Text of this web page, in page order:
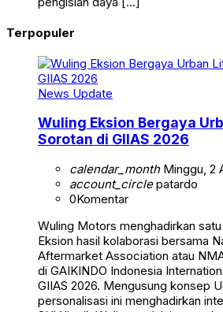
Terpopuler
News Update
Wuling Eksion Bergaya
Sorotan di GIIAS 2026
calendar_monthMinggu, 2
account_circlepatardo
0Komentar
Wuling Motors menghadirkan
Eksion hasil kolaborasi bersama
Aftermarket Association atau
di GAIKINDO Indonesia
GIIAS 2026. Mengusung konsep
personalisasi ini menghadirkan